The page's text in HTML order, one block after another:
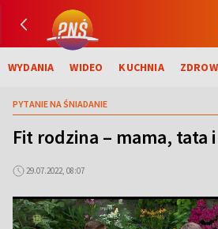
WYDANIA WIDEO KUCHNIA
PYTANIE NA ŚNIADANIE
Fit rodzina – mama, tata
29.07.2022, 08:07